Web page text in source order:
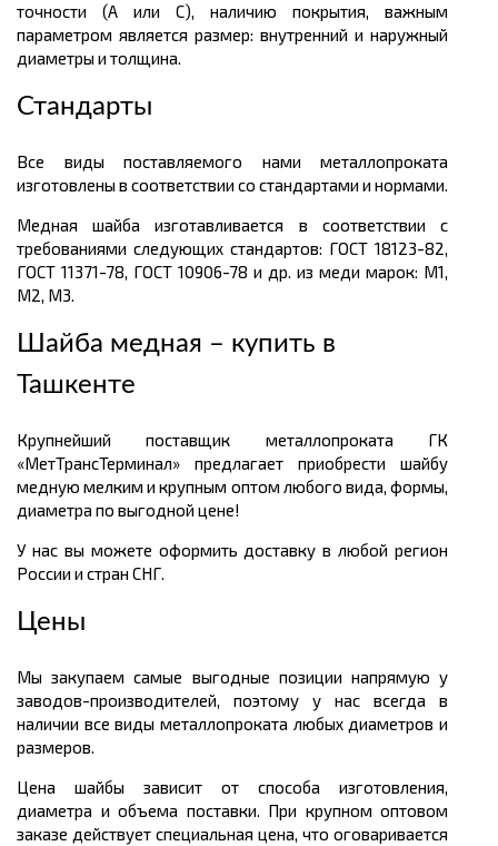
точности (А или С), наличию покрытия, важным
параметром является размер: внутренний и наружный
диаметры и толщина.
Стандарты
Все виды поставляемого нами металлопроката
изготовлены в соответствии со стандартами и нормами.
Медная шайба изготавливается в соответствии с
требованиями следующих стандартов: ГОСТ 18123-82,
ГОСТ 11371-78, ГОСТ 10906-78 и др. из меди марок: М1,
М2, М3.
Шайба медная – купить в
Ташкенте
Крупнейший поставщик металлопроката ГК
«МетТрансТерминал» предлагает приобрести шайбу
медную мелким и крупным оптом любого вида, формы,
диаметра по выгодной цене!
У нас вы можете оформить доставку в любой регион
России и стран СНГ.
Цены
Мы закупаем самые выгодные позиции напрямую у
заводов-производителей, поэтому у нас всегда в
наличии все виды металлопроката любых диаметров и
размеров.
Цена шайбы зависит от способа изготовления,
диаметра и объема поставки. При крупном оптовом
заказе действует специальная цена, что оговаривается